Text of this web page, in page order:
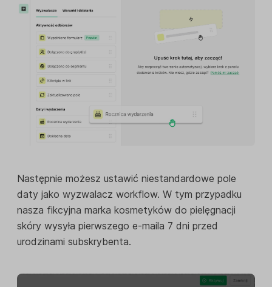
Następnie możesz ustawić niestandardowe pole
daty jako wyzwalacz workflow. W tym przypadku
nasza fikcyjna marka kosmetyków do pielęgnacji
skóry wysyła pierwszego e-maila 7 dni przed
urodzinami subskrybenta.